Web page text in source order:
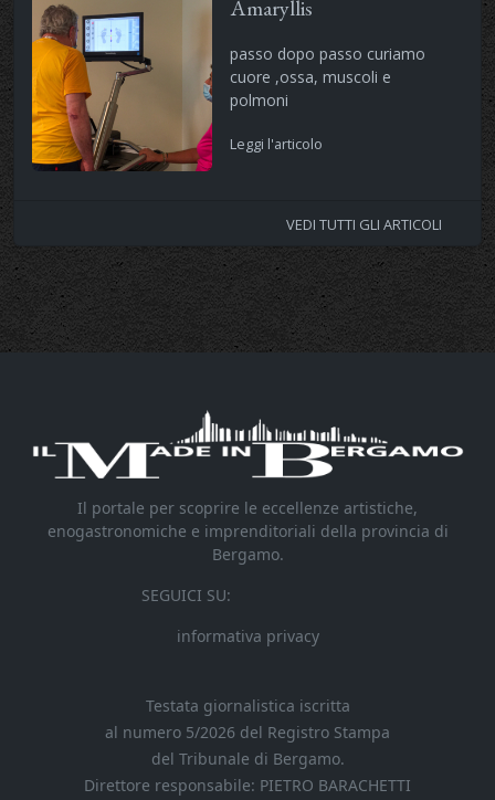
Amaryllis
passo dopo passo curiamo
cuore ,ossa, muscoli e
polmoni
Leggi l'articolo
VEDI TUTTI GLI ARTICOLI
Il portale per scoprire le eccellenze artistiche,
enogastronomiche e imprenditoriali della provincia di
Bergamo.
SEGUICI SU:
informativa privacy
Testata giornalistica iscritta
al numero 5/2026 del Registro Stampa
del Tribunale di Bergamo.
Direttore responsabile: PIETRO BARACHETTI